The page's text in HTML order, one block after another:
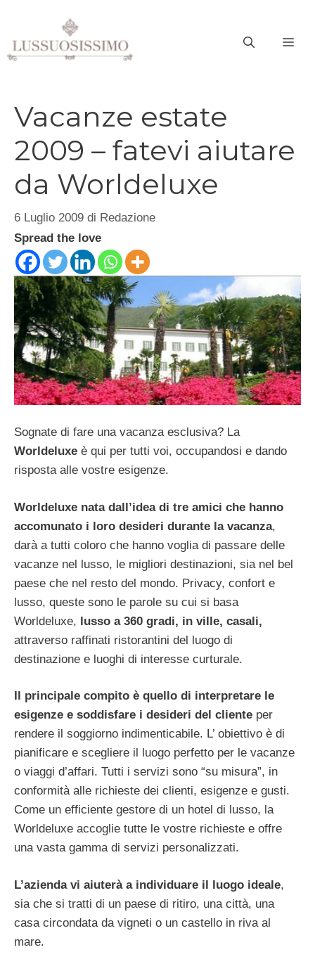
contenuto
Vacanze estate
2009 – fatevi aiutare
da Worldeluxe
6 Luglio 2009 di Redazione
Spread the love
Sognate di fare una vacanza esclusiva? La
Worldeluxe è qui per tutti voi, occupandosi e dando
risposta alle vostre esigenze.
Worldeluxe nata dall’idea di tre amici che hanno
accomunato i loro desideri durante la vacanza,
darà a tutti coloro che hanno voglia di passare delle
vacanze nel lusso, le migliori destinazioni, sia nel bel
paese che nel resto del mondo. Privacy, confort e
lusso, queste sono le parole su cui si basa
Worldeluxe, lusso a 360 gradi, in ville, casali,
attraverso raffinati ristorantini del luogo di
destinazione e luoghi di interesse curturale.
Il principale compito è quello di interpretare le
esigenze e soddisfare i desideri del cliente per
rendere il soggiorno indimenticabile. L’ obiettivo è di
pianificare e scegliere il luogo perfetto per le vacanze
o viaggi d’affari. Tutti i servizi sono “su misura”, in
conformità alle richieste dei clienti, esigenze e gusti.
Come un efficiente gestore di un hotel di lusso, la
Worldeluxe accoglie tutte le vostre richieste e offre
una vasta gamma di servizi personalizzati.
L’azienda vi aiuterà a individuare il luogo ideale,
sia che si tratti di un paese di ritiro, una città, una
casa circondata da vigneti o un castello in riva al
mare.